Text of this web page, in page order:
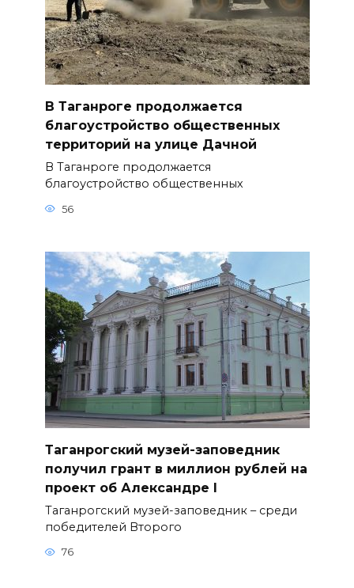
В Таганроге продолжается
благоустройство общественных
территорий на улице Дачной
В Таганроге продолжается
благоустройство общественных
56
Таганрогский музей-заповедник
получил грант в миллион рублей на
проект об Александре I
Таганрогский музей-заповедник – среди
победителей Второго
76